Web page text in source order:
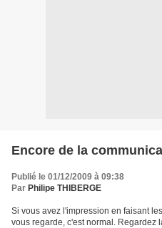
Encore de la
Publié le 01/12/2009 à 09:38
Par Philipe THIBERGE
Si vous avez l'impression en faisant
vous regarde, c'est normal.